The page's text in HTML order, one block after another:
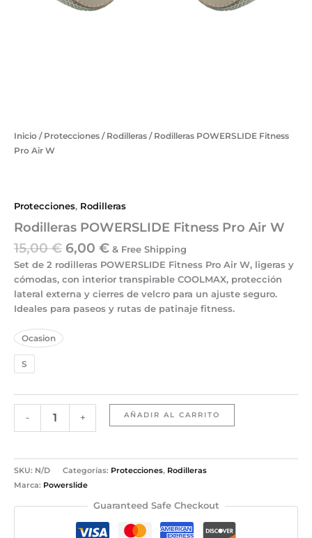
Inicio / Protecciones / Rodilleras / Rodilleras POWERSLIDE Fitness
Pro Air W
Protecciones, Rodilleras
Rodilleras POWERSLIDE Fitness Pro Air W
15,00€ 6,00 € & Free Shipping
Set de 2 rodilleras POWERSLIDE Fitness Pro Air W, ligeras y
cómodas, con interior transpirable COOLMAX, protección
lateral externa y cierres de velcro para un ajuste seguro.
Ideales para paseos y rutas de patinaje fitness.
Ocasion
S
- + AÑADIR AL CARRITO
SKU: N/D Categorías: Protecciones, Rodilleras
Marca: Powerslide
Guaranteed Safe Checkout